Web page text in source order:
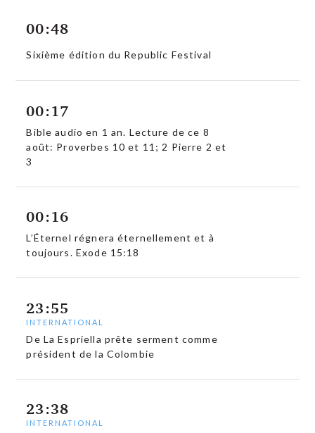
00:48
Sixième édition du Republic Festival
00:17
Bible audio en 1 an. Lecture de ce 8
août: Proverbes 10 et 11; 2 Pierre 2 et
3
00:16
L’Éternel régnera éternellement et à
toujours. Exode 15:18
23:55
INTERNATIONAL
De La Espriella prête serment comme
président de la Colombie
23:38
INTERNATIONAL